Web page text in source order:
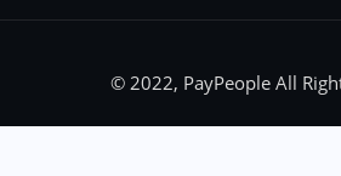
© 2022, PayPeople All